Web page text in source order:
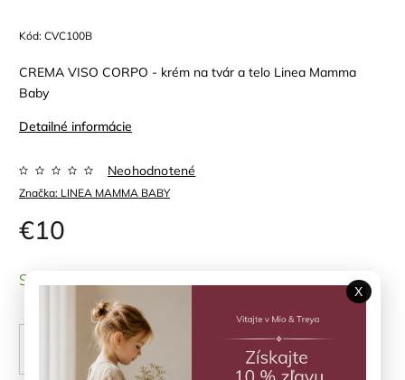
Kód: CVC100B
CREMA VISO CORPO - krém na tvár a telo Linea Mamma
Baby
Detailné informácie
Značka: LINEA MAMMA BABY
Neohodnotené
€10
SKLADOM
PRIDAŤ DO KOŠÍKA
X